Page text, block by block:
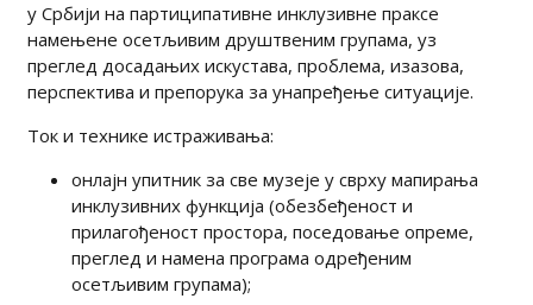
у Србији на партиципативне инклузивне праксе
намењене осетљивим друштвеним групама, уз
преглед досадањих искустава, проблема, изазова,
перспектива и препорука за унапређење ситуације.
Ток и технике истраживања:
онлајн упитник за све музеје у сврху мапирања
инклузивних функција (обезбеђеност и
прилагођеност простора, поседовање опреме,
преглед и намена програма одређеним
осетљивим групама);